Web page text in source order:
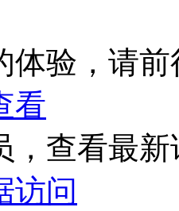
体验，请
看
，查看最
访问